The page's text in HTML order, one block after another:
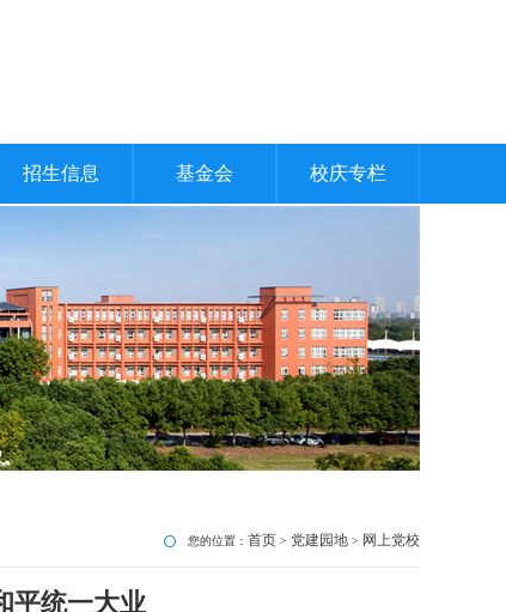
招生信息 基金会 校庆专栏
您的位置： 首页 > 党建园地 > 网上党校
平统一大业